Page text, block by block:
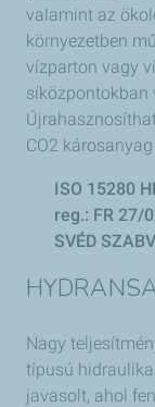
valamint az
környezetben
vízparton vagy
síközpontokban
CO2
ISO 15280
reg.: FR 27/
SVÉD
Nagy
típusú
javasolt, ahol